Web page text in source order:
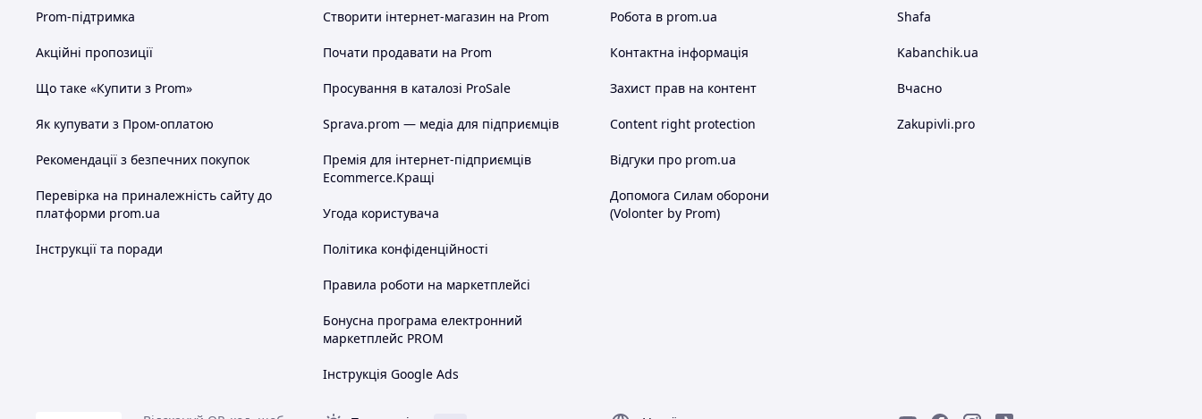
Prom-підтримка
Акційні пропозиції
Що таке «Купити з Prom»
Як купувати з Пром-оплатою
Рекомендації з безпечних покупок
Перевірка на приналежність сайту до
платформи prom.ua
Інструкції та поради
Створити інтернет-магазин на Prom
Почати продавати на Prom
Просування в каталозі ProSale
Sprava.prom — медіа для підприємців
Премія для інтернет-підприємців
Ecommerce.Кращі
Угода користувача
Політика конфіденційності
Правила роботи на маркетплейсі
Бонусна програма електронний
маркетплейс PROM
Інструкція Google Ads
Робота в prom.ua
Контактна інформація
Захист прав на контент
Content right protection
Відгуки про prom.ua
Допомога Силам оборони
(Volonter by Prom)
Shafa
Kabanchik.ua
Вчасно
Zakupivli.pro